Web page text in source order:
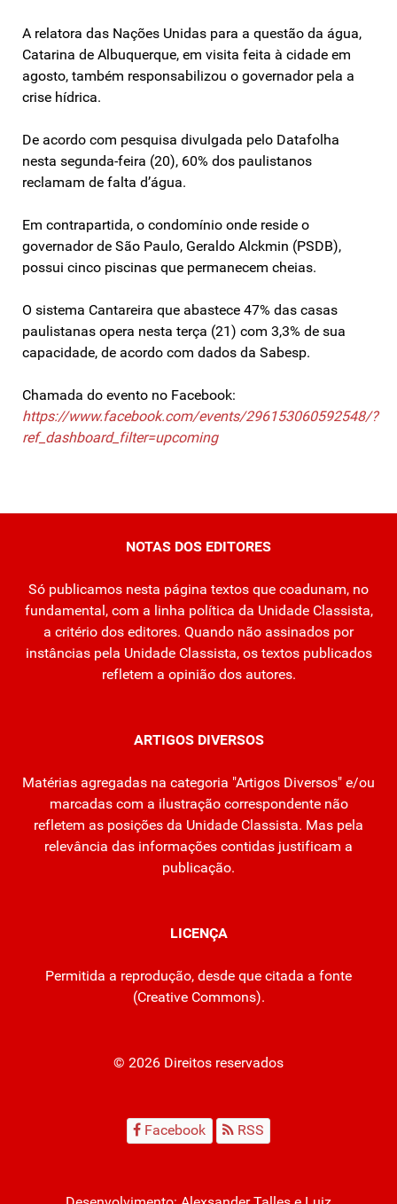
A relatora das Nações Unidas para a questão da água,
Catarina de Albuquerque, em visita feita à cidade em
agosto, também responsabilizou o governador pela a
crise hídrica.
De acordo com pesquisa divulgada pelo Datafolha
nesta segunda-feira (20), 60% dos paulistanos
reclamam de falta d’água.
Em contrapartida, o condomínio onde reside o
governador de São Paulo, Geraldo Alckmin (PSDB),
possui cinco piscinas que permanecem cheias.
O sistema Cantareira que abastece 47% das casas
paulistanas opera nesta terça (21) com 3,3% de sua
capacidade, de acordo com dados da Sabesp.
Chamada do evento no Facebook:
https://www.facebook.com/events/296153060592548/?
ref_dashboard_filter=upcoming
NOTAS DOS EDITORES
Só publicamos nesta página textos que coadunam, no
fundamental, com a linha política da Unidade Classista,
a critério dos editores. Quando não assinados por
instâncias pela Unidade Classista, os textos publicados
refletem a opinião dos autores.
ARTIGOS DIVERSOS
Matérias agregadas na categoria "Artigos Diversos" e/ou
marcadas com a ilustração correspondente não
refletem as posições da Unidade Classista. Mas pela
relevância das informações contidas justificam a
publicação.
LICENÇA
Permitida a reprodução, desde que citada a fonte
(Creative Commons).
© 2026 Direitos reservados
Facebook RSS